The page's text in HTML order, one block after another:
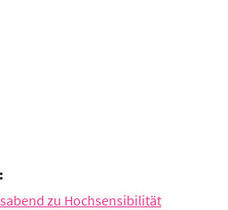
zu Hochsensibilität